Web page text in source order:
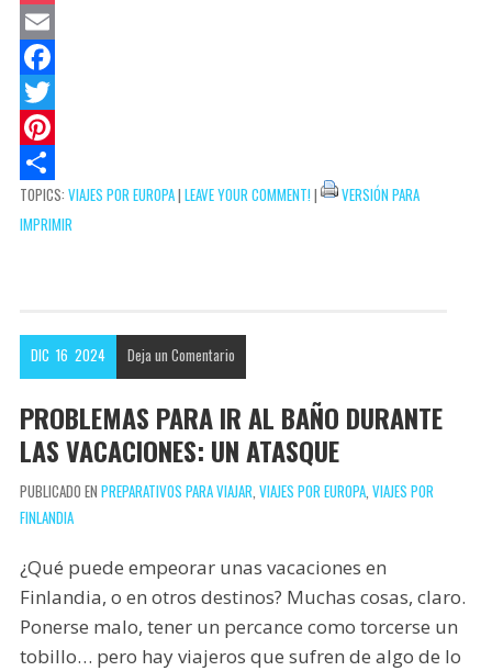
h
a
t
s
A
p
p
P
o
c
k
e
t
E
m
a
l
F
a
c
e
b
k
T
w
i
t
r
P
i
n
r
e
s
t
C
o
a
r
t
i
TOPICS: VIAJES POR EUROPA| LEAVE YOUR COMMENT!|
VERSIÓN PARA
IMPRIMIR
DIC 16 2024 Deja un Comentario
PROBLEMAS PARA IR AL BAÑO DURANTE
LAS VACACIONES: UN ATASQUE
PUBLICADO EN PREPARATIVOS PARA VIAJAR VIAJES POR EUROPA, VIAJES POR
FINLANDIA
¿Qué puede empeorar unas vacaciones en
Finlandia, o en otros destinos? Muchas cosas, claro.
Ponerse malo, tener un percance como torcerse un
tobillo… pero hay viajeros que sufren de algo de lo